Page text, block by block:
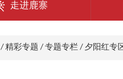
走进鹿寨
/ 精彩专题 / 专题专栏 / 夕阳红专